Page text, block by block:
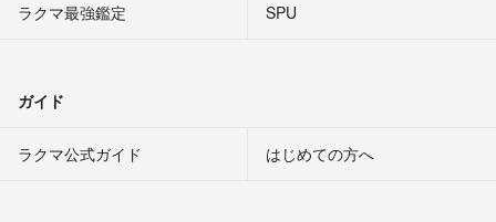
ラクマ最強鑑定
SPU
ガイド
ラクマ公式ガイド はじめての方へ